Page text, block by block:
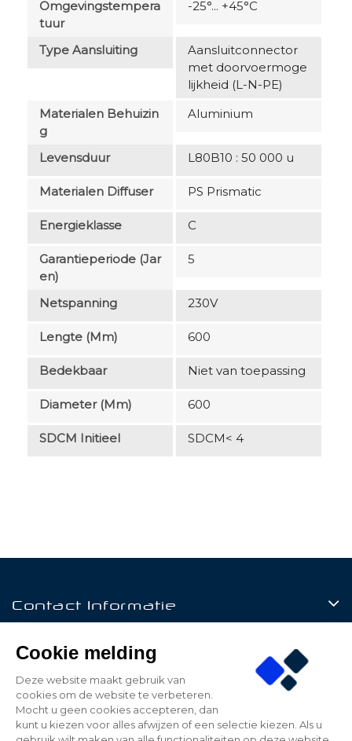
Omgevingstempera
Tuur
-25°... +45°C
Type Aansluiting
Aansluitconnector
met doorvoermoge
lijkheid (L-N-PE)
Materialen Behuizin
G
Aluminium
Levensduur L80B10 : 50 000 u
Materialen Diffuser PS Prismatic
Energieklasse C
Garantieperiode (jar
En)
5
Netspanning 230V
Lengte (mm) 600
Bedekbaar Niet van toepassing
Diameter (mm) 600
SDCM Initieel SDCM< 4
Contact Informatie
Mijn Account
Cookie melding
Deze website maakt gebruik van
cookies om de website te verbeteren.
Mocht u geen cookies accepteren, dan
kunt u kiezen voor alles afwijzen of een selectie kiezen. Als u